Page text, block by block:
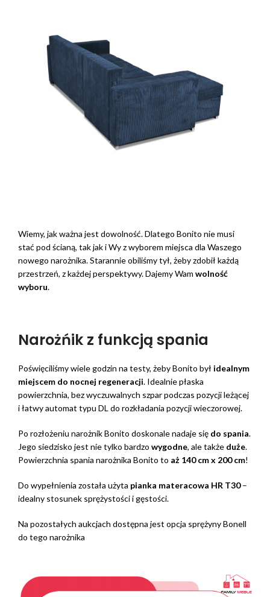
Wiemy, jak ważna jest dowolność. Dlatego Bonito nie musi
stać pod ścianą, tak jak i Wy z wyborem miejsca dla Waszego
nowego narożnika. Starannie obiliśmy tył, żeby zdobił każdą
przestrzeń, z każdej perspektywy. Dajemy Wam wolność
wyboru.
Narożńik z funkcją spania
Poświęciliśmy wiele godzin na testy, żeby Bonito był idealnym
miejscem do nocnej regeneracji. Idealnie płaska
powierzchnia, bez wyczuwalnych szpar podczas pozycji leżącej
i łatwy automat typu DL do rozkładania pozycji wieczorowej.
Po rozłożeniu narożnik Bonito doskonale nadaje się do spania.
Jego siedzisko jest nie tylko bardzo wygodne, ale także duże.
Powierzchnia spania narożnika Bonito to aż 140 cm x 200 cm!
Do wypełnienia została użyta pianka materacowa HR T30–
idealny stosunek sprężystości i gęstości.
Na pozostałych aukcjach dostępna jest opcja sprężyny Bonell
do tego narożnika